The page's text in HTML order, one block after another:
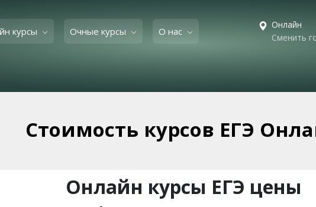
курсы Очные курсы О нас
Онлайн
Сменить
Стоимость курсов ЕГЭ
Онлайн курсы ЕГЭ цены